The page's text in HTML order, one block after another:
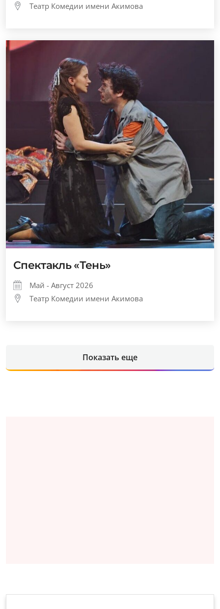
Театр Комедии имени Акимова
Спектакль «Тень»
Май - Август 2026
Театр Комедии имени Акимова
Показать еще